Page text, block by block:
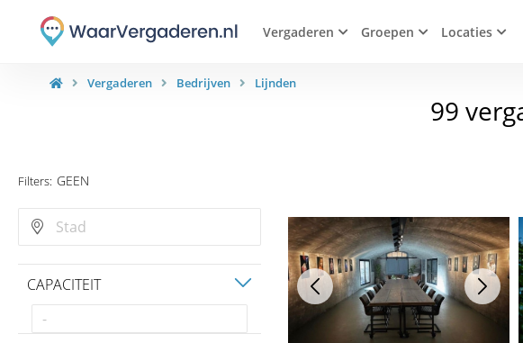
Vergaderen Groepen Locaties
Vergaderen Bedrijven Lijnden
99
Filters: GEEN
CAPACITEIT